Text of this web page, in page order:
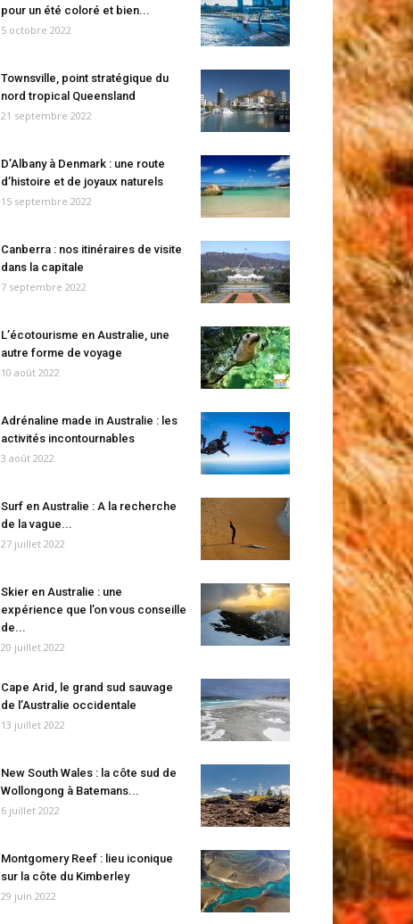
pour un été coloré et bien...
5 octobre 2022
Townsville, point stratégique du
nord tropical Queensland
21 septembre 2022
D’Albany à Denmark : une route
d’histoire et de joyaux naturels
15 septembre 2022
Canberra : nos itinéraires de visite
dans la capitale
7 septembre 2022
L’écotourisme en Australie, une
autre forme de voyage
10 août 2022
Adrénaline made in Australie : les
activités incontournables
3 août 2022
Surf en Australie : A la recherche
de la vague...
27 juillet 2022
Skier en Australie : une
expérience que l’on vous conseille
de...
20 juillet 2022
Cape Arid, le grand sud sauvage
de l’Australie occidentale
13 juillet 2022
New South Wales : la côte sud de
Wollongong à Batemans...
6 juillet 2022
Montgomery Reef : lieu iconique
sur la côte du Kimberley
29 juin 2022